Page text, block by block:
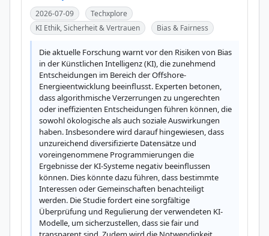
2026-07-09
Techxplore
KI Ethik, Sicherheit & Vertrauen
Bias & Fairness
Die aktuelle Forschung warnt vor den Risiken von Bias
in der Künstlichen Intelligenz (KI), die zunehmend
Entscheidungen im Bereich der Offshore-
Energieentwicklung beeinflusst. Experten betonen,
dass algorithmische Verzerrungen zu ungerechten
oder ineffizienten Entscheidungen führen können, die
sowohl ökologische als auch soziale Auswirkungen
haben. Insbesondere wird darauf hingewiesen, dass
unzureichend diversifizierte Datensätze und
voreingenommene Programmierungen die
Ergebnisse der KI-Systeme negativ beeinflussen
können. Dies könnte dazu führen, dass bestimmte
Interessen oder Gemeinschaften benachteiligt
werden. Die Studie fordert eine sorgfältige
Überprüfung und Regulierung der verwendeten KI-
Modelle, um sicherzustellen, dass sie fair und